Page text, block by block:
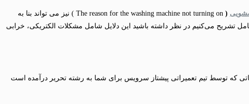
(
The reason for the washing machine not turning on ) نیز می تواند بنا به
تشریح می‌کنیم در نظر داشته باشید این دلایل شامل مشکلات الکتریکی، خرابی
که توسط تیم تعمیراتی پیشتاز سرویس برای شما به رشته تحریر درآمده است